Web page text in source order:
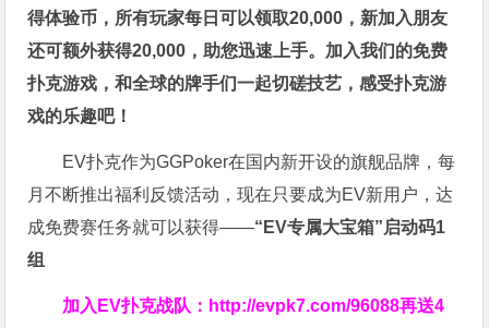
得体验币，所有玩家每日可以领取20,000，新加入朋友
还可额外获得20,000，助您迅速上手。 加入我们的免费
扑克游戏，和全球的牌手们一起切磋技艺，感受扑克游
戏的乐趣吧！
EV扑克作为GGPoker在国内新开设的旗舰品牌，每
月不断推出福利反馈活动，现在只要成为EV新用户，达
成免费赛任务就可以获得——“EV专属大宝箱”启动码1
组
加入EV扑克战队： http://evpk7.com/96088再送4